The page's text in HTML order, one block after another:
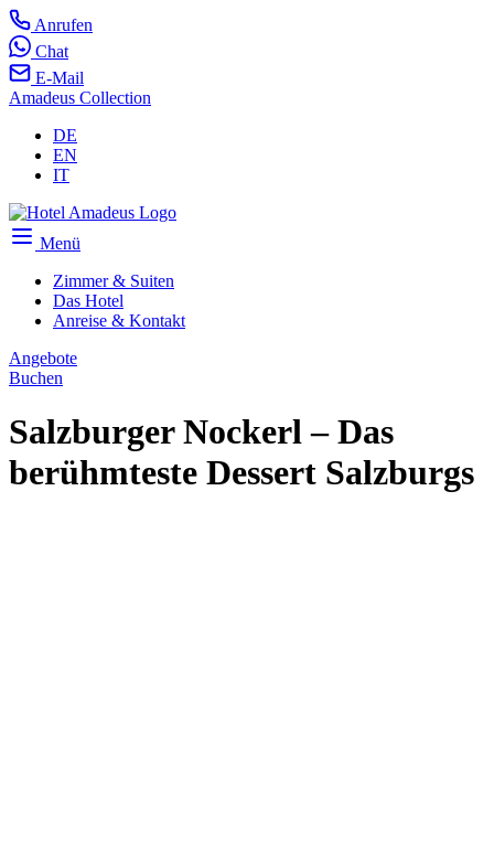
Anrufen
Chat
E-Mail
Amadeus Collection
DE
EN
IT
Menü
Zimmer & Suiten
Das Hotel
Anreise & Kontakt
Angebote
Buchen
Salzburger Nockerl – Das
berühmteste Dessert Salzburgs